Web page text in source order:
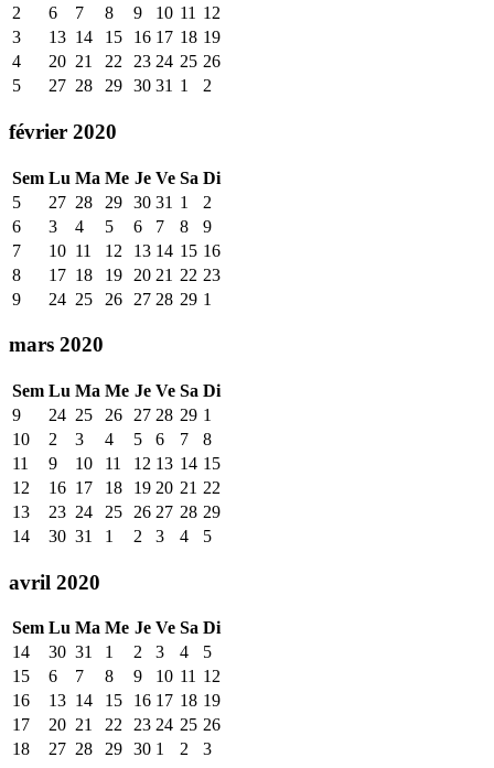
2
6 7 8 9 10 11 12
3
13 14 15 16 17 18 19
4
20 21 22 23 24 25 26
5
27 28 29 30 31 1 2
février 2020
Sem Lu Ma Me Je Ve Sa Di
5
27 28 29 30 31 1
2
6
3 4 5 6 7 8
9
7
10 11 12 13 14 15 16
8
17 18 19 20 21 22 23
9
24 25 26 27 28 29 1
mars 2020
Sem Lu Ma Me Je Ve Sa Di
9
24 25 26 27 28 29 1
10
2 3 4 5 6 7
8
11
9 10 11 12 13 14 15
12
16 17 18 19 20 21 22
13
23 24 25 26 27 28 29
14
30 31 1 2 3 4 5
avril 2020
Sem Lu Ma Me Je Ve Sa Di
14
30 31 1 2 3 4
5
15
6 7 8 9 10 11 12
16
13 14 15 16 17 18 19
17
20 21 22 23 24 25 26
18
27 28 29 30 1 2 3